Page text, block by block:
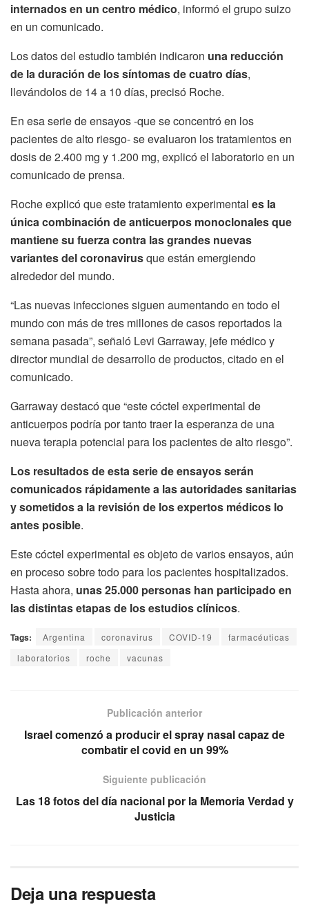
internados en un centro médico, informó el grupo suizo
en un comunicado.
Los datos del estudio también indicaron una reducción
de la duración de los síntomas de cuatro días,
llevándolos de 14 a 10 días, precisó Roche.
En esa serie de ensayos -que se concentró en los
pacientes de alto riesgo- se evaluaron los tratamientos en
dosis de 2.400 mg y 1.200 mg, explicó el laboratorio en un
comunicado de prensa.
Roche explicó que este tratamiento experimental es la
única combinación de anticuerpos monoclonales que
mantiene su fuerza contra las grandes nuevas
variantes del coronavirusque están emergiendo
alrededor del mundo.
“Las nuevas infecciones siguen aumentando en todo el
mundo con más de tres millones de casos reportados la
semana pasada”, señaló Levi Garraway, jefe médico y
director mundial de desarrollo de productos, citado en el
comunicado.
Garraway destacó que “este cóctel experimental de
anticuerpos podría por tanto traer la esperanza de una
nueva terapia potencial para los pacientes de alto riesgo”.
Los resultados de esta serie de ensayos serán
comunicados rápidamente a las autoridades sanitarias
y sometidos a la revisión de los expertos médicos lo
antes posible.
Este cóctel experimental es objeto de varios ensayos, aún
en proceso sobre todo para los pacientes hospitalizados.
Hasta ahora, unas 25.000 personas han participado en
las distintas etapas de los estudios clínicos.
Tags: Argentina coronavirus COVID-19
farmacéuticas
laboratorios
roche vacunas
Publicación anterior
Israel comenzó a producir el spray nasal capaz de
combatir el covid en un 99%
Siguiente publicación
Las 18 fotos del día nacional por la Memoria Verdad y
Justicia
Deja una respuesta